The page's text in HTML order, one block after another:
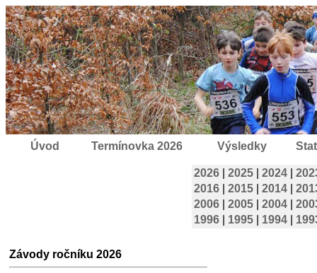
Úvod Termínovka 2026 Výsledky
2026 2025 2024
2016
2015 2014
2006
2005 2004
1996
1995 1994
Závody ročníku 2026